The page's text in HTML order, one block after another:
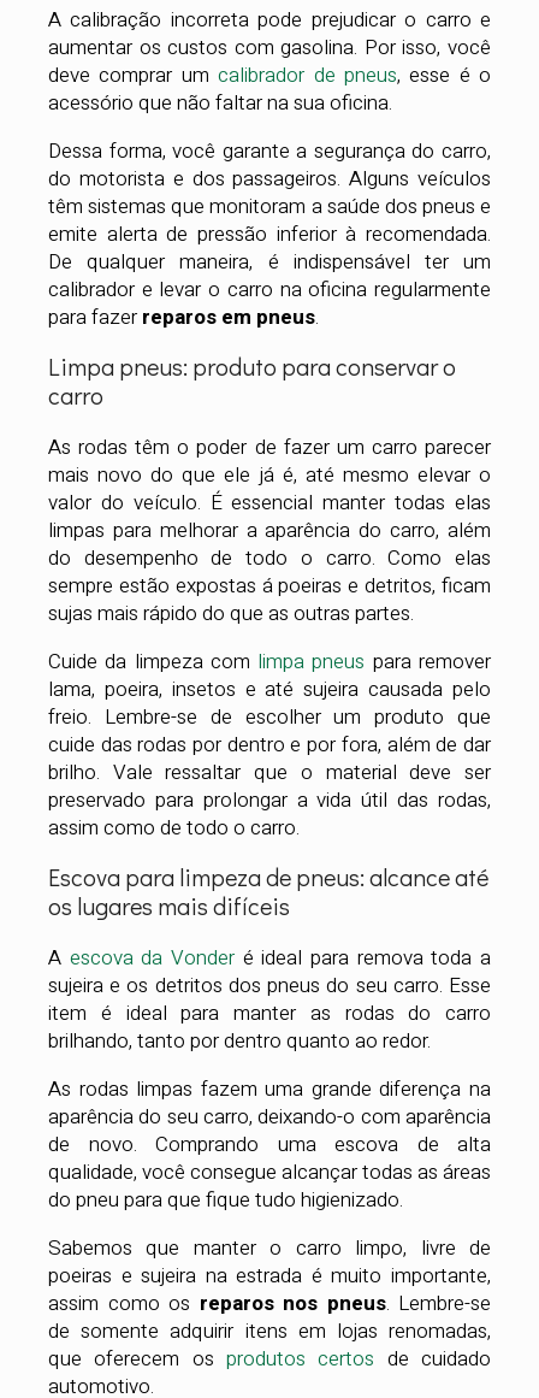
A calibração incorreta pode prejudicar o carro e
aumentar os custos com gasolina. Por isso, você
deve comprar umcalibrador de pneus, esse é o
acessório que não faltar na sua oficina.
Dessa forma, você garante a segurança do carro,
do motorista e dos passageiros. Alguns veículos
têm sistemas que monitoram a saúde dos pneus e
emite alerta de pressão inferior à recomendada.
De qualquer maneira, é indispensável ter um
calibrador e levar o carro na oficina regularmente
para fazer reparos em pneus.
Limpa pneus: produto para conservar o
carro
As rodas têm o poder de fazer um carro parecer
mais novo do que ele já é, até mesmo elevar o
valor do veículo. É essencial manter todas elas
limpas para melhorar a aparência do carro, além
do desempenho de todo o carro. Como elas
sempre estão expostas á poeiras e detritos, ficam
sujas mais rápido do que as outras partes.
Cuide da limpeza com limpa pneus para remover
lama, poeira, insetos e até sujeira causada pelo
freio. Lembre-se de escolher um produto que
cuide das rodas por dentro e por fora, além de dar
brilho. Vale ressaltar que o material deve ser
preservado para prolongar a vida útil das rodas,
assim como de todo o carro.
Escova para limpeza de pneus: alcance até
os lugares mais difíceis
A escova da Vonder é ideal para remova toda a
sujeira e os detritos dos pneus do seu carro. Esse
item é ideal para manter as rodas do carro
brilhando, tanto por dentro quanto ao redor.
As rodas limpas fazem uma grande diferença na
aparência do seu carro, deixando-o com aparência
de novo. Comprando uma escova de alta
qualidade, você consegue alcançar todas as áreas
do pneu para que fique tudo higienizado.
Sabemos que manter o carro limpo, livre de
poeiras e sujeira na estrada é muito importante,
assim como os reparos nos pneus. Lembre-se
de somente adquirir itens em lojas renomadas,
que oferecem os produtos certos de cuidado
automotivo.